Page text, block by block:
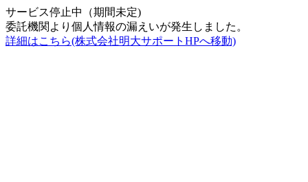
サービス停止中（期間未定)
委託機関より個人情報の漏えいが発生しました。
詳細はこちら(株式会社明大サポートHPへ移動)